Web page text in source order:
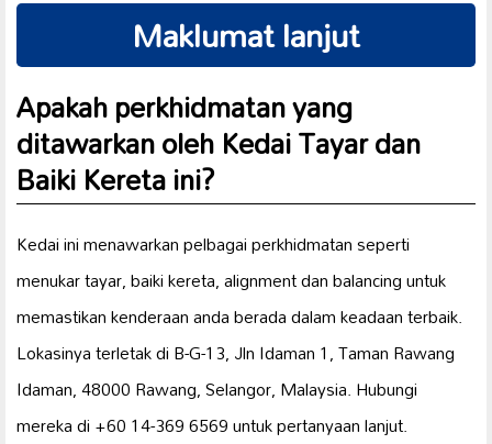
Maklumat lanjut
Apakah perkhidmatan yang
ditawarkan oleh Kedai Tayar dan
Baiki Kereta ini?
Kedai ini menawarkan pelbagai perkhidmatan seperti
menukar tayar, baiki kereta, alignment dan balancing untuk
memastikan kenderaan anda berada dalam keadaan terbaik.
Lokasinya terletak di B-G-13, Jln Idaman 1, Taman Rawang
Idaman, 48000 Rawang, Selangor, Malaysia. Hubungi
mereka di +60 14-369 6569 untuk pertanyaan lanjut.